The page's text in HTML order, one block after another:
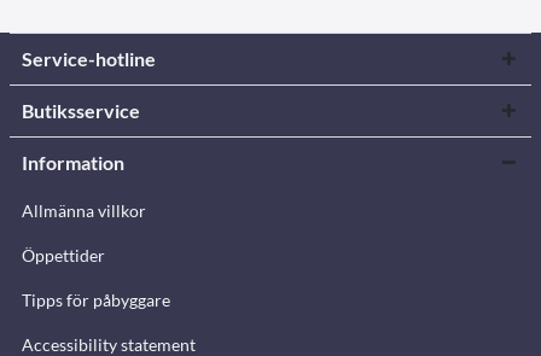
Service-hotline
Butiksservice
Information
Allmänna villkor
Öppettider
Tipps för påbyggare
Accessibility statement